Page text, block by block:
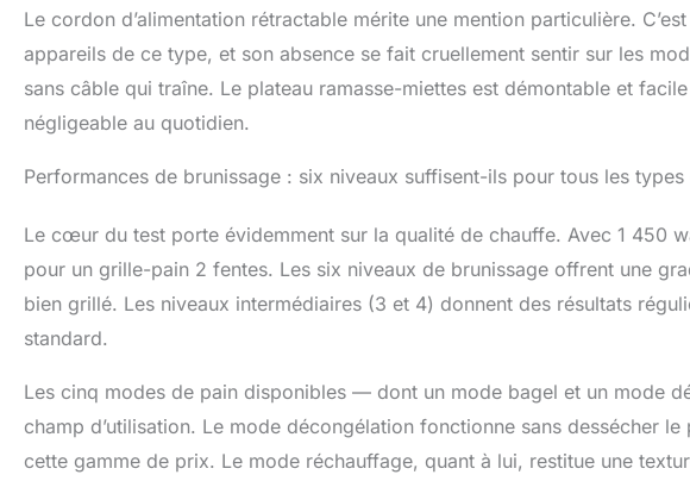
Le cordon d’alimentation rétractable mérite une mention particulière.
appareils de ce type, et son absence se fait cruellement sentir sur les
sans câble qui traîne. Le plateau ramasse-miettes est démontable et
négligeable au quotidien.
Performances de brunissage : six niveaux suffisent-ils pour tous les types
Le cœur du test porte évidemment sur la qualité de chauffe. Avec 1 450
pour un grille-pain 2 fentes. Les six niveaux de brunissage offrent une
bien grillé. Les niveaux intermédiaires (3 et 4) donnent des résultats
standard.
Les cinq modes de pain disponibles — dont un mode bagel et un mode
champ d’utilisation. Le mode décongélation fonctionne sans dessécher
cette gamme de prix. Le mode réchauffage, quant à lui, restitue une